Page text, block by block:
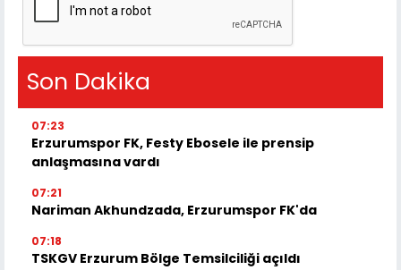
Son Dakika
07:23
Erzurumspor FK, Festy Ebosele ile prensip
anlaşmasına vardı
07:21
Nariman Akhundzada, Erzurumspor FK'da
07:18
TSKGV Erzurum Bölge Temsilciliği açıldı